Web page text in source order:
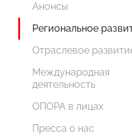
Анонсы
Региональное
Отраслевое
Международная
деятельность
ОПОРА в лицах
Пресса о нас